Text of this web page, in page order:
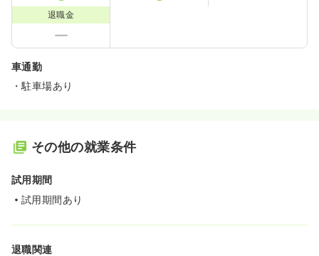
退職金
車通勤
・駐車場あり
その他の就業条件
試用期間
試用期間あり
退職関連